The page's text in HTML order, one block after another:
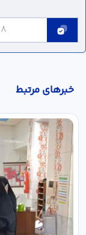
خبر‌های مرتبط